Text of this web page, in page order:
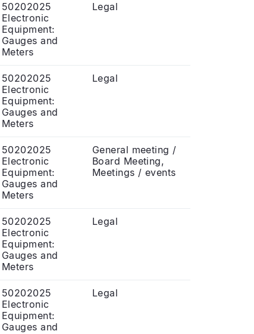
50202025
Electronic
Equipment:
Gauges and
Meters
Legal
50202025
Electronic
Equipment:
Gauges and
Meters
Legal
50202025
Electronic
Equipment:
Gauges and
Meters
General meeting /
Board Meeting,
Meetings / events
50202025
Electronic
Equipment:
Gauges and
Meters
Legal
50202025
Electronic
Equipment:
Gauges and
Legal